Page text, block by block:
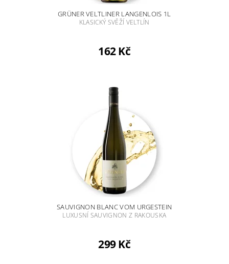
GRÜNER VELTLINER LANGENLOIS 1L
KLASICKÝ SVĚŽÍ VELTLÍN
162 Kč
SAUVIGNON BLANC VOM URGESTEIN
LUXUSNÍ SAUVIGNON Z RAKOUSKA
299 Kč